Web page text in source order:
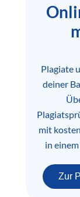
Plagiate
deiner
mit
in
Zur